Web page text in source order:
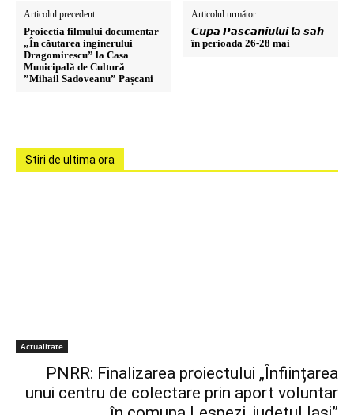
Articolul precedent
Proiectia filmului documentar
„În căutarea inginerului
Dragomirescu” la Casa
Municipală de Cultură
”Mihail Sadoveanu” Pașcani
Articolul următor
𝘾𝙪𝙥𝙖 𝙋𝙖𝙨𝙘𝙖𝙣𝙞𝙪𝙡𝙪𝙞 𝙡𝙖 𝙨𝙖𝙝
în perioada 26-28 mai
Stiri de ultima ora
Actualitate
PNRR: Finalizarea proiectului „Înființarea
unui centru de colectare prin aport voluntar